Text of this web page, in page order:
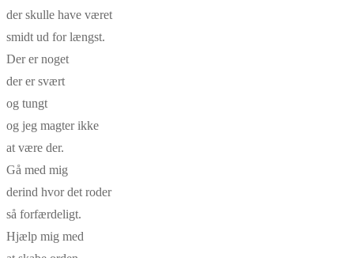
der skulle have været
smidt ud for længst.
Der er noget
der er svært
og tungt
og jeg magter ikke
at være der.
Gå med mig
derind hvor det roder
så forfærdeligt.
Hjælp mig med